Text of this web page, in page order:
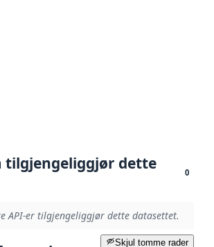
tilgjengeliggjør dette
0
API-er tilgjengeliggjør dette datasettet.
Skjul tomme rader